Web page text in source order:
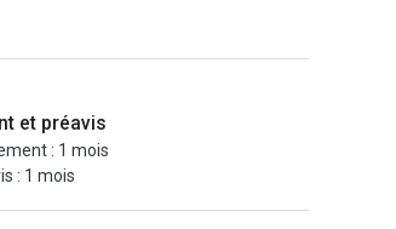
et une douche.
de loyer et un tarif de 250 € HT
et préavis
: 1 mois
: 1 mois